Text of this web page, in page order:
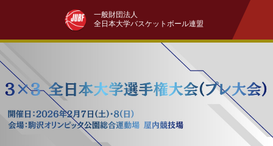
一般財団法人
全日本大学バスケットボール連盟